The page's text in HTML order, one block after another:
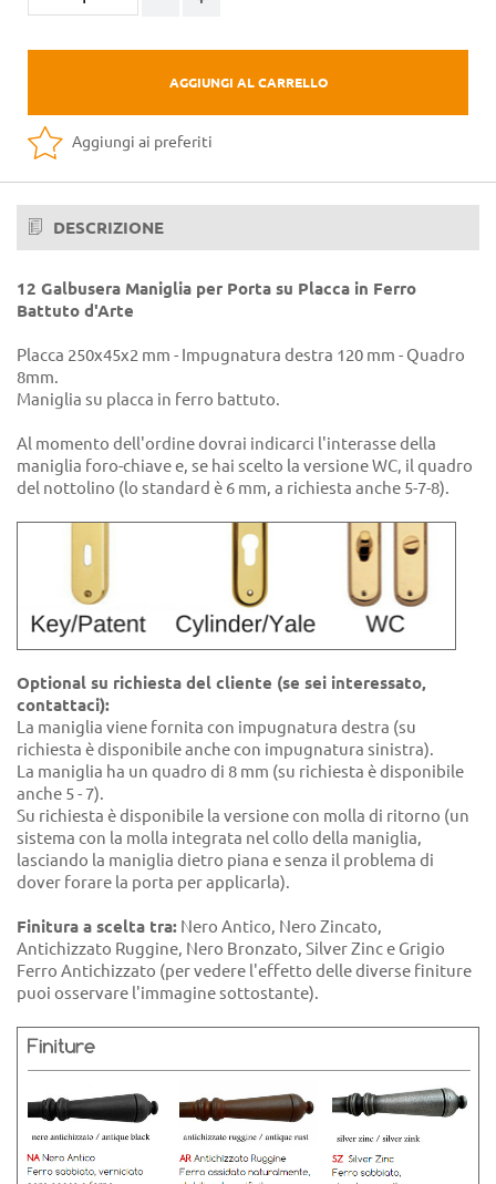
AGGIUNGI AL CARRELLO
Aggiungi ai preferiti
DESCRIZIONE
12 Galbusera Maniglia per Porta su Placca in Ferro
Battuto d'Arte
Placca 250x45x2 mm - Impugnatura destra 120 mm - Quadro
8mm.
Maniglia su placca in ferro battuto.
Al momento dell'ordine dovrai indicarci l'interasse della
maniglia foro-chiave e, se hai scelto la versione WC, il quadro
del nottolino (lo standard è 6 mm, a richiesta anche 5-7-8).
Optional su richiesta del cliente (se sei interessato,
contattaci):
La maniglia viene fornita con impugnatura destra (su
richiesta è disponibile anche con impugnatura sinistra).
La maniglia ha un quadro di 8 mm (su richiesta è disponibile
anche 5 - 7).
Su richiesta è disponibile la versione con molla di ritorno (un
sistema con la molla integrata nel collo della maniglia,
lasciando la maniglia dietro piana e senza il problema di
dover forare la porta per applicarla).
Finitura a scelta tra: Nero Antico, Nero Zincato,
Antichizzato Ruggine, Nero Bronzato, Silver Zinc e Grigio
Ferro Antichizzato (per vedere l'effetto delle diverse finiture
puoi osservare l'immagine sottostante).